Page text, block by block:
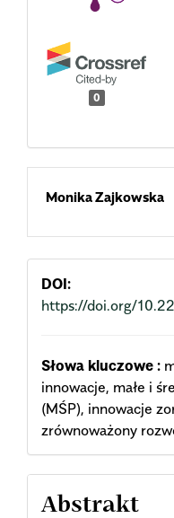
0
Main
Article
Content
Monika Zajkowska
DOI:
https://doi.org/
Słowa kluczowe :
innowacje, małe i
(MŚP), innowacje
zrównoważony
Abstrakt